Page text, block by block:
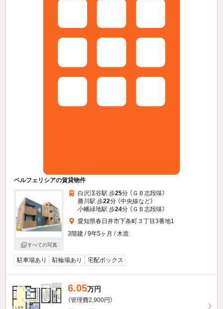
ベルフェリシアの賃貸物件
すべての写真
白沢渓谷駅 歩25分 （ＧＢ志段味）
勝川駅 歩22分 （中央線など）
小幡緑地駅 歩24分 （ＧＢ志段味）
愛知県春日井市下条町３丁目3番地1
3階建 / 9年5ヶ月 / 木造
駐車場あり 駐輪場あり 宅配ボックス
6.05万円
（管理費2,900円）